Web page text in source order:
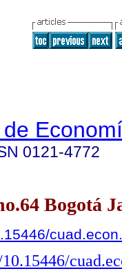
0121-4772
Bogotá